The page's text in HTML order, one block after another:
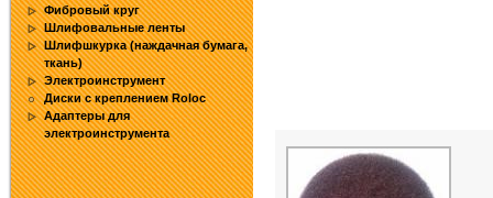
Фибровый круг
Шлифовальные ленты
Шлифшкурка (наждачная бумага,
ткань)
Электроинструмент
Диски с креплением Roloc
Адаптеры для
электроинструмента